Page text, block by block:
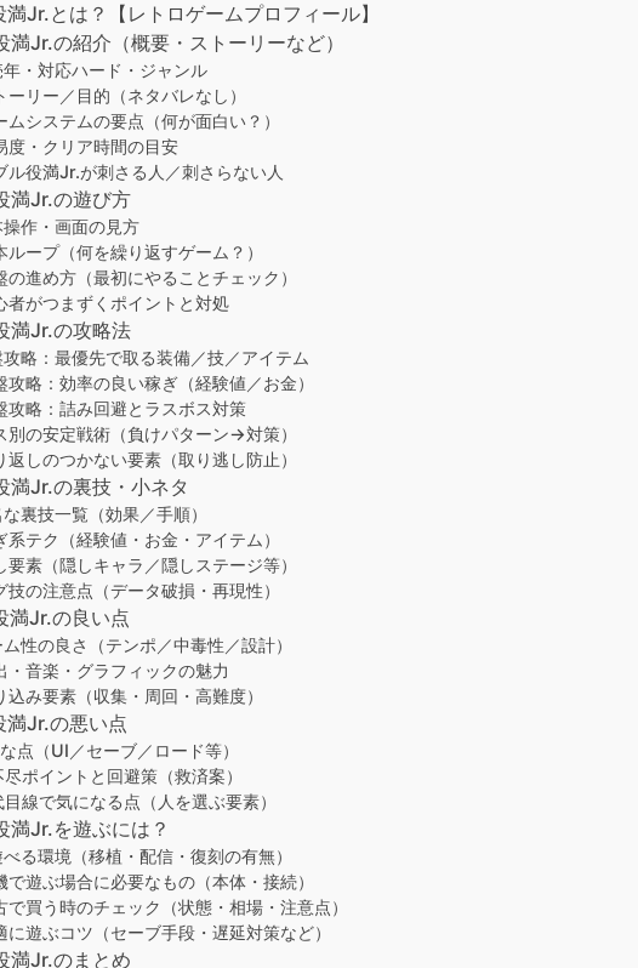
満Jr.とは？【レトロゲームプロフィール】
満Jr.の紹介（概要・ストーリーなど）
年・対応ハード・ジャンル
ーリー／目的（ネタバレなし）
ムシステムの要点（何が面白い？）
度・クリア時間の目安
ル役満Jr.が刺さる人／刺さらない人
満Jr.の遊び方
操作・画面の見方
ループ（何を繰り返すゲーム？）
の進め方（最初にやることチェック）
者がつまずくポイントと対処
満Jr.の攻略法
攻略：最優先で取る装備／技／アイテム
攻略：効率の良い稼ぎ（経験値／お金）
攻略：詰み回避とラスボス対策
別の安定戦術（負けパターン→対策）
返しのつかない要素（取り逃し防止）
満Jr.の裏技・小ネタ
裏技一覧（効果／手順）
系テク（経験値・お金・アイテム）
要素（隠しキャラ／隠しステージ等）
技の注意点（データ破損・再現性）
満Jr.の良い点
性の良さ（テンポ／中毒性／設計）
・音楽・グラフィックの魅力
込み要素（収集・周回・高難度）
満Jr.の悪い点
点（UI／セーブ／ロード等）
尽ポイントと回避策（救済案）
目線で気になる点（人を選ぶ要素）
満Jr.を遊ぶには？
る環境（移植・配信・復刻の有無）
で遊ぶ場合に必要なもの（本体・接続）
で買う時のチェック（状態・相場・注意点）
に遊ぶコツ（セーブ手段・遅延対策など）
満Jr.のまとめ